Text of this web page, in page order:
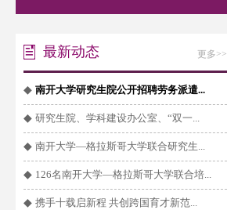
最新动态 更多>>
◆ 南开大学研究生院公开招聘劳务派遣...
◆ 研究生院、学科建设办公室、“双一...
◆ 南开大学—格拉斯哥大学联合研究生...
◆ 126名南开大学—格拉斯哥大学联合培...
◆ 携手十载启新程 共创跨国育才新范...